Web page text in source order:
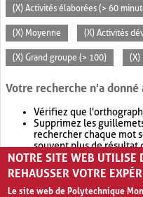
(X) Activités élaborées (> 60
(X) Moyenne (X) Activités
(X) Grand groupe (> 100) (X)
Votre recherche n'a
Vérifiez que
Supprimez les
rechercher chaque mot
souvent plus de résultat
Envisagez d'élargir
retournera souvent plus
NOTRE SITE WEB UTILISE
REHAUSSER VOTRE
Le site web de Polytechnique